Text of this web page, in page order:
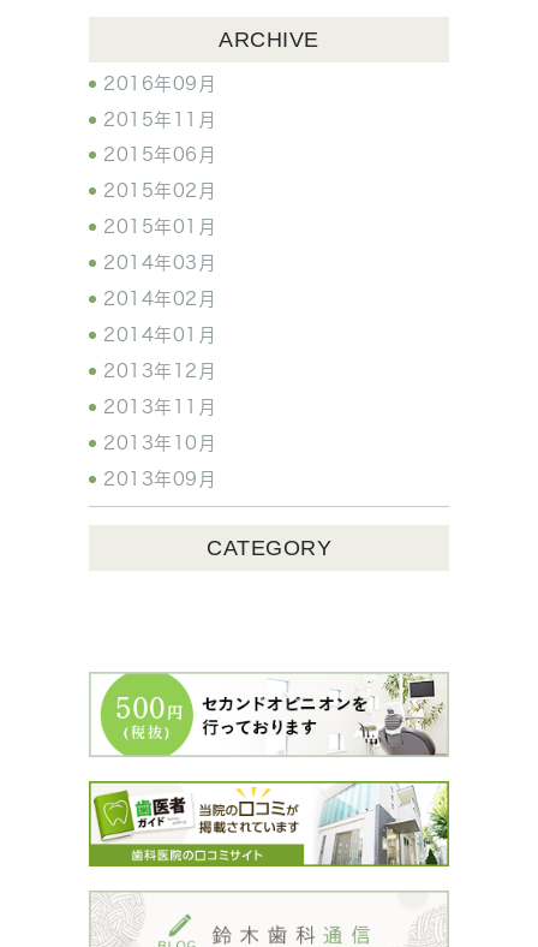
ARCHIVE
2016年09月
2015年11月
2015年06月
2015年02月
2015年01月
2014年03月
2014年02月
2014年01月
2013年12月
2013年11月
2013年10月
2013年09月
CATEGORY